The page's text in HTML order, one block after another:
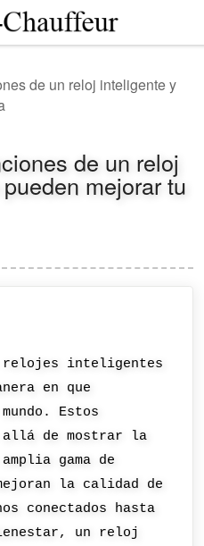
de un reloj inteligente y
de un reloj
mejorar tu
relojes inteligentes
en que
Estos
allá de mostrar la
gama de
la calidad de
conectados hasta
un reloj